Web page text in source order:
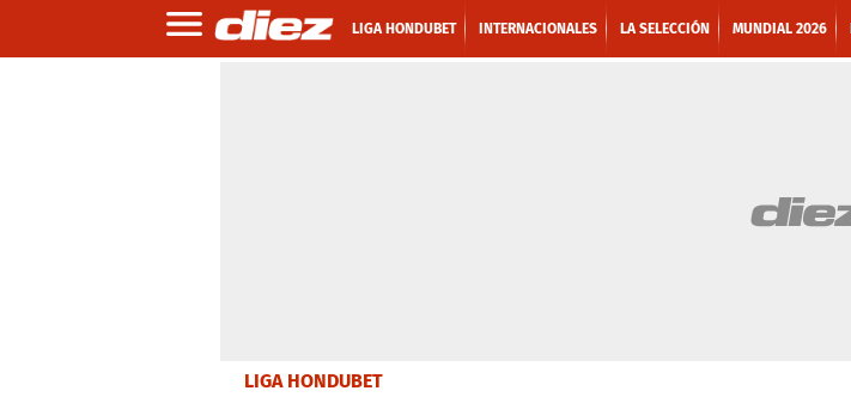
LIGA HONDUBET INTERNACIONALES LA SELECCIÓN MUNDIAL 2026
LIGA HONDUBET